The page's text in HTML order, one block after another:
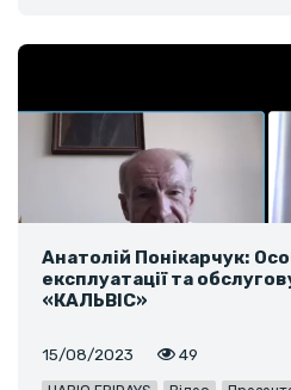
Анатолій Понікарчук:
експлуатації та
«КАЛЬВІС»
15/08/2023 49